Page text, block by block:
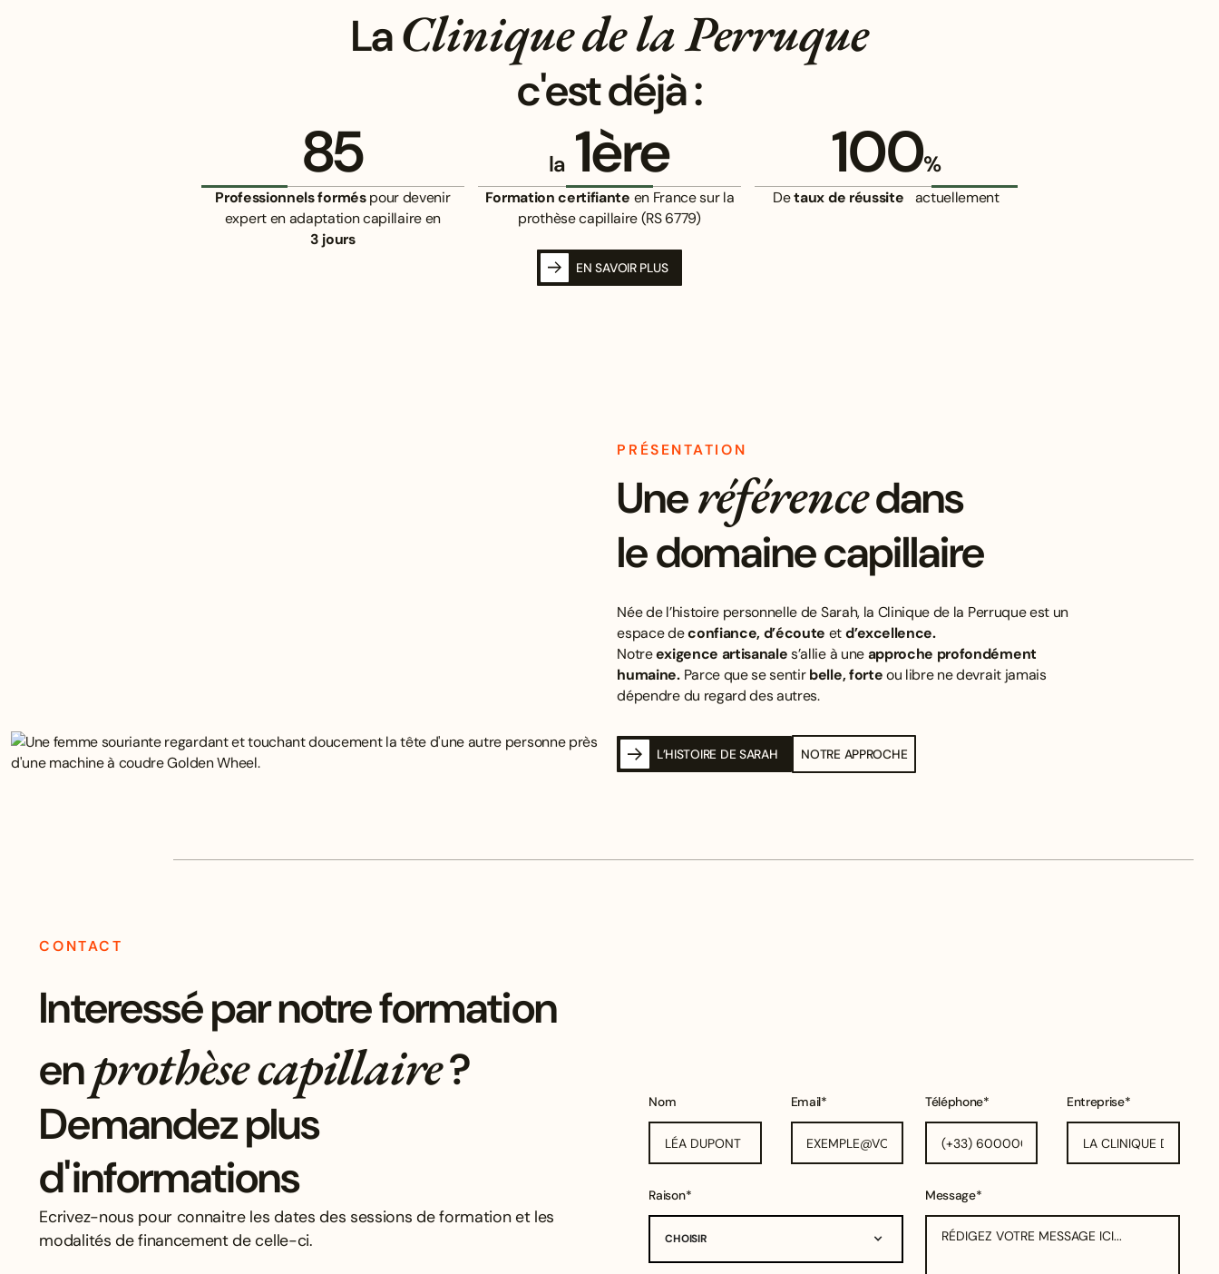
LaClinique de la Perruque
c'est déjà :
85
Professionnels forméspour devenir
expert en adaptation capillaire en
3 jours
la1ère
Formation certifiante en France sur la
prothèse capillaire (RS 6779)
100%
Detaux de réussite actuellement
EN SAVOIR PLUS
PRÉSENTATION
Uneréférencedans
le domaine capillaire
Née de l’histoire personnelle de Sarah, la Clinique de la Perruque est un
espace deconfiance, d’écoute etd’excellence.
Notreexigence artisanales’allie à uneapproche profondément
humaine.Parce que se sentirbelle, forteou libre ne devrait jamais
dépendre du regard des autres.
L’HISTOIRE DE SARAH NOTRE APPROCHE
CONTACT
Interessé par notre formation
enprothèse capillaire?
Demandez plus
d'informations
Ecrivez-nous pour connaitre les dates des sessions de formation et les
modalités de financement de celle-ci.
Nom Email* Téléphone* Entreprise*
Raison*
CHOISIR
Message*